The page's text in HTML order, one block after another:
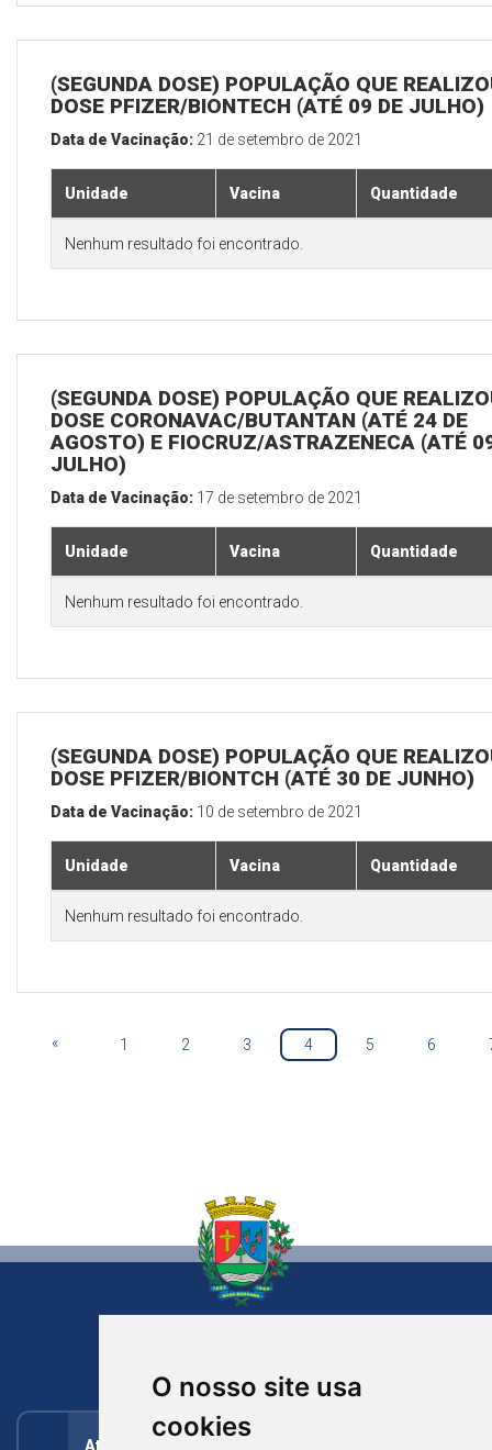
O nosso site usa
cookies
(SEGUNDA DOSE) POPULAÇÃO QUE
DOSE PFIZER/BIONTECH (ATÉ 09 DE JULHO)
Data de Vacinação: 21 de setembro de 2021
Unidade Vacina Quantidade
Nenhum resultado foi encontrado.
(SEGUNDA DOSE) POPULAÇÃO QUE
DOSE CORONAVAC/BUTANTAN (ATÉ 24 DE
AGOSTO) E FIOCRUZ/ASTRAZENECA (ATÉ
JULHO)
Data de Vacinação: 17 de setembro de 2021
Unidade Vacina Quantidade
Nenhum resultado foi encontrado.
(SEGUNDA DOSE) POPULAÇÃO QUE
DOSE PFIZER/BIONTCH (ATÉ 30 DE JUNHO)
Data de Vacinação: 10 de setembro de 2021
Unidade Vacina Quantidade
Nenhum resultado foi encontrado.
« 1 2 3 4 5 6
Atendimento